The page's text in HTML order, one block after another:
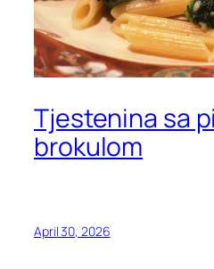
Tjestenina sa
brokulom
April 30, 2026